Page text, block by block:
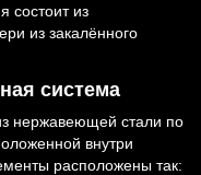
состоит из
из закалённого
система
нержавеющей стали по
внутри
расположены так: